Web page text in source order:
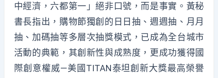
中經濟，六都第一」絕非口號，而是事實。黃秘
書長指出，購物節獨創的日日抽、週週抽、月月
抽、加碼抽等多層次抽獎模式，已成為全台城市
活動的典範，其創新性與成熟度，更成功獲得國
際創意權威—美國TITAN泰坦創新大獎最高榮譽